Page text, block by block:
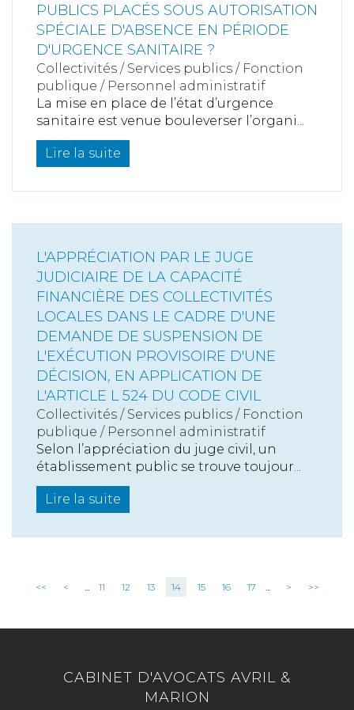
PUBLICS PLACÉS SOUS AUTORISATION
SPÉCIALE D'ABSENCE EN PÉRIODE
D'URGENCE SANITAIRE ?
Collectivités / Services publics / Fonction
publique / Personnel administratif
La mise en place de l’état d’urgence
sanitaire est venue bouleverser l’organi...
Lire la suite
L'APPRÉCIATION PAR LE JUGE
JUDICIAIRE DE LA CAPACITÉ
FINANCIÈRE DES COLLECTIVITÉS
LOCALES DANS LE CADRE D'UNE
DEMANDE DE SUSPENSION DE
L'EXÉCUTION PROVISOIRE D'UNE
DÉCISION, EN APPLICATION DE
L'ARTICLE L 524 DU CODE CIVIL
Collectivités / Services publics / Fonction
publique / Personnel administratif
Selon l’appréciation du juge civil, un
établissement public se trouve toujour...
Lire la suite
<< < 11 12 13 14 15 16 17 > >>
CABINET D'AVOCATS AVRIL &
MARION